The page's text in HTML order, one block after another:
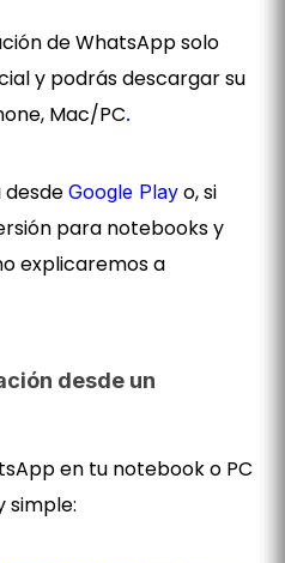
de WhatsApp solo
y podrás descargar su
Mac/PC.
desdeGoogle Play o, si
para notebooks y
explicaremos a
desde un
en tu notebook o PC
simple: